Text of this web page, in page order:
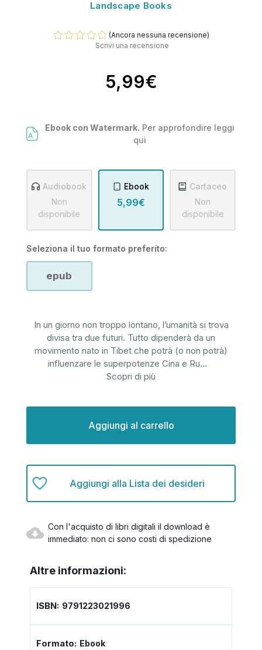
Landscape Books
(Ancora nessuna recensione)
Scrivi una recensione
5,99€
Ebook con Watermark. Per approfondire leggi
qui
Audiobook
Non
disponibile
Ebook
5,99€
Cartaceo
Non
disponibile
Seleziona il tuo formato preferito:
epub
In un giorno non troppo lontano, l’umanità si trova
divisa tra due futuri. Tutto dipenderà da un
movimento nato in Tibet che potrà (o non potrà)
influenzare le superpotenze Cina e Ru...
Scopri di più
Aggiungi alla Lista dei desideri
Con l'acquisto di libri digitali il download è
immediato: non ci sono costi di spedizione
Altre informazioni:
ISBN: 9791223021996
Formato: Ebook